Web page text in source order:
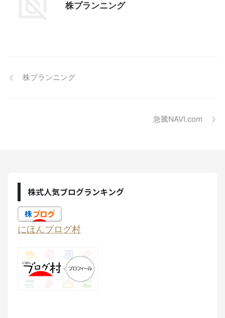
株プランニング
株プランニング
急騰NAVI.com
株式人気ブログランキング
にほんブログ村